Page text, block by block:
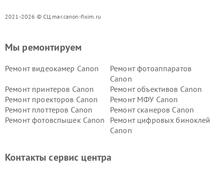
2021-2026 © СЦ mar.canon-fixim.ru
Мы ремонтируем
Ремонт видеокамер Canon
Ремонт фотоаппаратов
Canon
Ремонт принтеров Canon
Ремонт объективов Canon
Ремонт проекторов Canon
Ремонт МФУ Canon
Ремонт плоттеров Canon
Ремонт сканеров Canon
Ремонт фотовспышек Canon
Ремонт цифровых биноклей
Canon
Контакты сервис центра